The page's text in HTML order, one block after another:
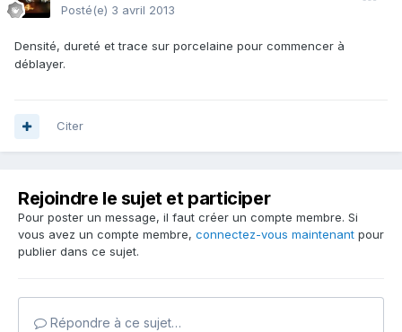
Posté(e) 3 avril 2013
Densité, dureté et trace sur porcelaine pour commencer à
déblayer.
Citer
Rejoindre le sujet et participer
Pour poster un message, il faut créer un compte membre. Si
vous avez un compte membre, connectez-vous maintenant pour
publier dans ce sujet.
Répondre à ce sujet…